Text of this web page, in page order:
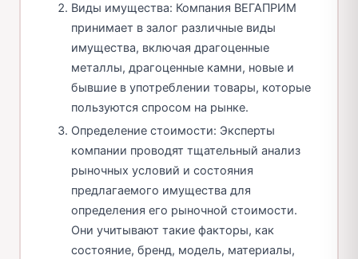
Виды имущества: Компания ВЕГАПРИМ
принимает в залог различные виды
имущества, включая драгоценные
металлы, драгоценные камни, новые и
бывшие в употреблении товары, которые
пользуются спросом на рынке.
Определение стоимости: Эксперты
компании проводят тщательный анализ
рыночных условий и состояния
предлагаемого имущества для
определения его рыночной стоимости.
Они учитывают такие факторы, как
состояние, бренд, модель, материалы,